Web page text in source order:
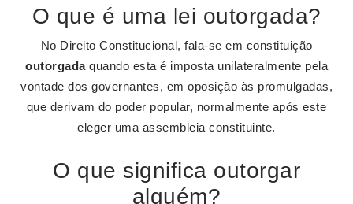
O que é uma lei outorgada?
No Direito Constitucional, fala-se em constituição
outorgadaquando esta é imposta unilateralmente pela
vontade dos governantes, em oposição às promulgadas,
que derivam do poder popular, normalmente após este
eleger uma assembleia constituinte.
O que significa outorgar
alguém?